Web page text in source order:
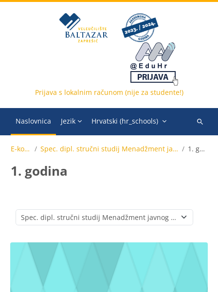
Prijava s lokalnim računom (nije za studente!)
Naslovnica Jezik Hrvatski ‎(hr_schools)‎
Pretraži
kolegije
E-kolegiji Spec. dipl. stručni studij Menadžment javnog sektora (online) 1. godina
1. godina
Popis e-kolegija